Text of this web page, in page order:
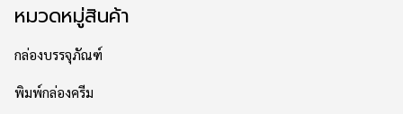
หมวดหมู่สินค้า
กล่องบรรจุภัณฑ์
พิมพ์กล่องครีม